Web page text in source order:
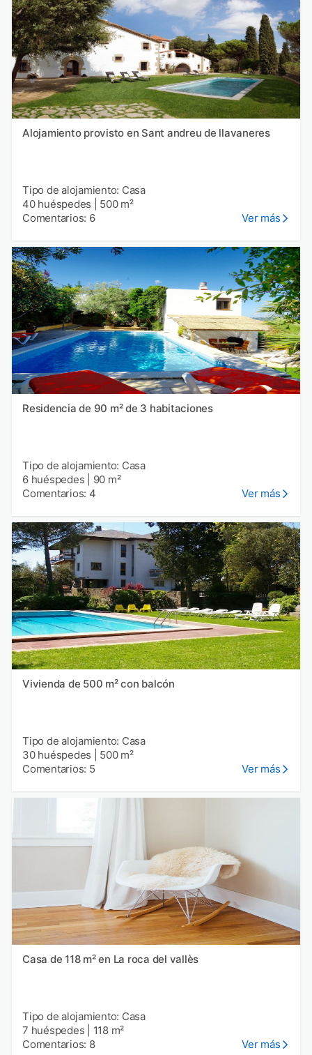
Alojamiento provisto en Sant andreu de llavaneres
Tipo de alojamiento: Casa
40 huéspedes
500 m²
Comentarios: 6
Ver más
Residencia de 90 m² de 3 habitaciones
Tipo de alojamiento: Casa
6 huéspedes
90 m²
Comentarios: 4
Ver más
Vivienda de 500 m² con balcón
Tipo de alojamiento: Casa
30 huéspedes
500 m²
Comentarios: 5
Ver más
Casa de 118 m² en La roca del vallès
Tipo de alojamiento: Casa
7 huéspedes
118 m²
Comentarios: 8
Ver más